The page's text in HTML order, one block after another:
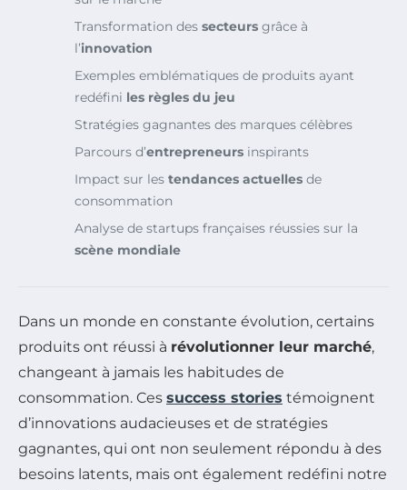
Transformation des secteurs grâce à
l’innovation
Exemples emblématiques de produits ayant
redéfini les règles du jeu
Stratégies gagnantes des marques célèbres
Parcours d’entrepreneurs inspirants
Impact sur les tendances actuelles de
consommation
Analyse de startups françaises réussies sur la
scène mondiale
Dans un monde en constante évolution, certains
produits ont réussi à révolutionner leur marché,
changeant à jamais les habitudes de
consommation. Ces success stories témoignent
d’innovations audacieuses et de stratégies
gagnantes, qui ont non seulement répondu à des
besoins latents, mais ont également redéfini notre